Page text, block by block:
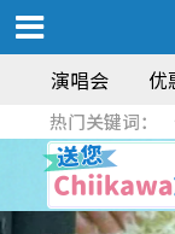
演唱会 优
热门关键词：